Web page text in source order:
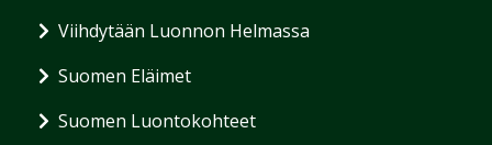
Viihdytään Luonnon Helmassa
Suomen Eläimet
Suomen Luontokohteet